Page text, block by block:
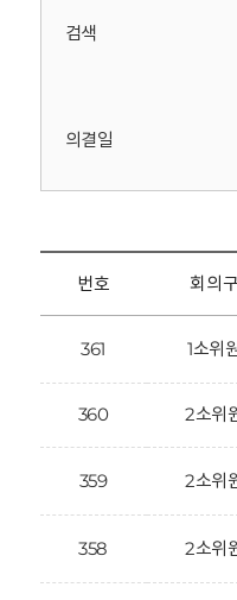
검색
의결일
번호 회의
361 1소위
360 2소위
359 2소위
358 2소위